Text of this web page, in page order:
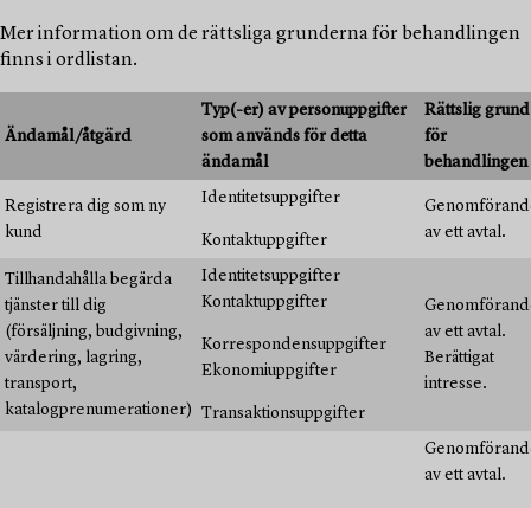
Mer information om de rättsliga grunderna för behandlingen
finns i ordlistan.
Ändamål/åtgärd
Typ(-er) av personuppgifter
som används för detta
ändamål
Rättslig grund
för
behandlingen
Registrera dig som ny
kund
Identitetsuppgifter
Kontaktuppgifter
av ett avtal.
Tillhandahålla begärda
tjänster till dig
(försäljning, budgivning,
värdering, lagring,
transport,
katalogprenumerationer)
Identitetsuppgifter
Kontaktuppgifter
Korrespondensuppgifter
Ekonomiuppgifter
Transaktionsuppgifter
av ett avtal.
Berättigat
intresse.
av ett avtal.